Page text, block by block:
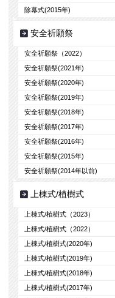
除幕式(2015年)
安全祈願祭
安全祈願祭（2022）
安全祈願祭(2021年)
安全祈願祭(2020年)
安全祈願祭(2019年)
安全祈願祭(2018年)
安全祈願祭(2017年)
安全祈願祭(2016年)
安全祈願祭(2015年)
安全祈願祭(2014年以前)
上棟式/植樹式
上棟式/植樹式（2023）
上棟式/植樹式（2022）
上棟式/植樹式(2020年)
上棟式/植樹式(2019年)
上棟式/植樹式(2018年)
上棟式/植樹式(2017年)